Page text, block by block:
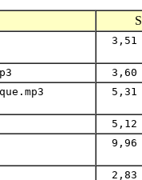
3,51
3,60
5,31
5,12
9,96
2,83